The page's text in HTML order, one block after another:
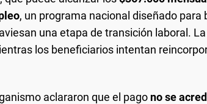
, un programa nacional diseñado
una etapa de transición laboral.
los beneficiarios intentan
aclararon que el pago no se